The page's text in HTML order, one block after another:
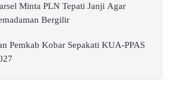
Minta PLN Tepati Janji Agar
Bergilir
Pemkab Kobar Sepakati KUA-PPAS